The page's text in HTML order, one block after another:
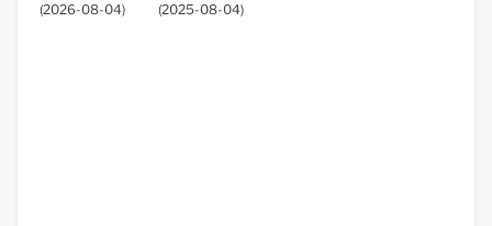
(2026-08-04) (2025-08-04)